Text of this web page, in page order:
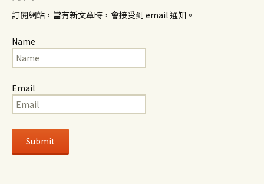
訂閱網站，當有新文章時，會接受到 email 通知。
Name
Email